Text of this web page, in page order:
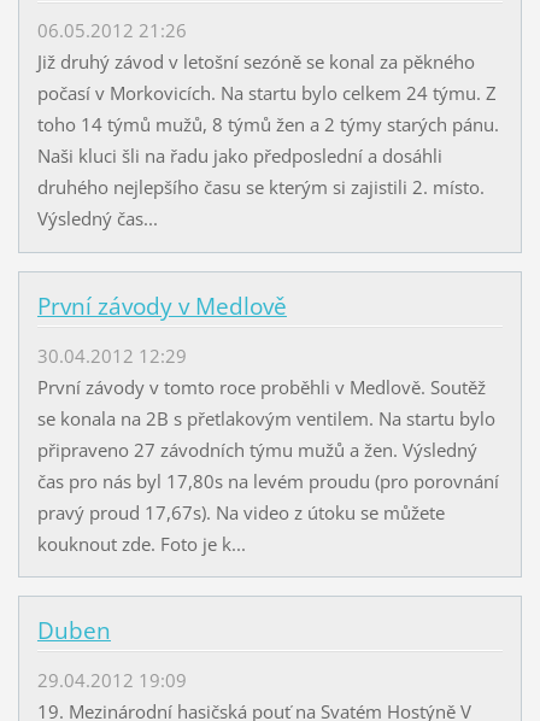
06.05.2012 21:26
Již druhý závod v letošní sezóně se konal za pěkného
počasí v Morkovicích. Na startu bylo celkem 24 týmu. Z
toho 14 týmů mužů, 8 týmů žen a 2 týmy starých pánu.
Naši kluci šli na řadu jako předposlední a dosáhli
druhého nejlepšího času se kterým si zajistili 2. místo.
Výsledný čas...
První závody v Medlově
30.04.2012 12:29
První závody v tomto roce proběhli v Medlově. Soutěž
se konala na 2B s přetlakovým ventilem. Na startu bylo
připraveno 27 závodních týmu mužů a žen. Výsledný
čas pro nás byl 17,80s na levém proudu (pro porovnání
pravý proud 17,67s). Na video z útoku se můžete
kouknout zde. Foto je k...
Duben
29.04.2012 19:09
19. Mezinárodní hasičská pouť na Svatém Hostýně V